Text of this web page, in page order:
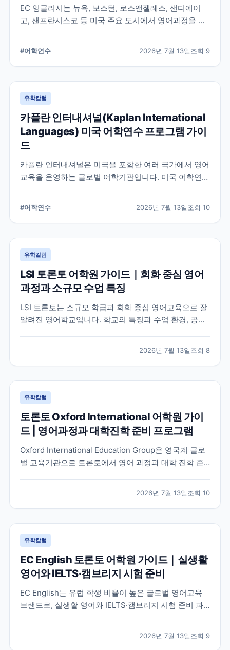
EC 잉글리시는 뉴욕, 보스턴, 로스앤젤레스, 샌디에이
고, 샌프란시스코 등 미국 주요 도시에서 영어과정을 안
할 내용을 정리합니다.
#어학연수 2026년 7월 13일조회 9
유학칼럼
카플란 인터내셔널(Kaplan International
Languages) 미국 어학연수 프로그램 가이
드
카플란 인터내셔널은 미국을 포함한 여러 국가에서 영어
교육을 운영하는 글로벌 어학기관입니다. 미국 어학연수
#어학연수 2026년 7월 13일조회 10
유학칼럼
LSI 토론토 어학원 가이드｜회화 중심 영어
과정과 소규모 수업 특징
LSI 토론토는 소규모 학급과 회화 중심 영어교육으로 잘
알려진 영어학교입니다. 학교의 특징과 수업 환경, 공식
2026년 7월 13일조회 8
유학칼럼
토론토 Oxford International 어학원 가이
드 | 영어과정과 대학진학 준비 프로그램
Oxford International Education Group은 영국계 글로
벌 교육기관으로 토론토에서 영어 과정과 대학 진학 준
2026년 7월 13일조회 10
유학칼럼
EC English 토론토 어학원 가이드｜실생활
영어와 IELTS·캠브리지 시험 준비
EC English는 유럽 학생 비율이 높은 글로벌 영어교육
브랜드로, 실생활 영어와 IELTS·캠브리지 시험 준비 과
2026년 7월 13일조회 9